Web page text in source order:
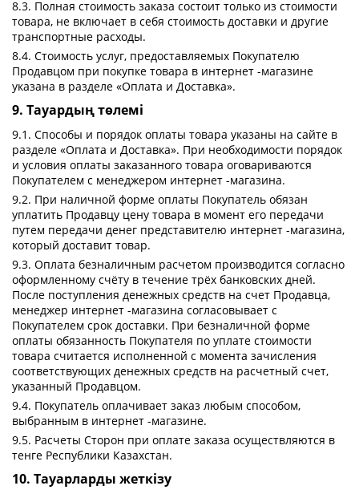
8.3. Полная стоимость заказа состоит только из стоимости
товара, не включает в себя стоимость доставки и другие
транспортные расходы.
8.4. Стоимость услуг, предоставляемых Покупателю
Продавцом при покупке товара в интернет -магазине
указана в разделе «Оплата и Доставка».
9. Тауардың төлемі
9.1. Способы и порядок оплаты товара указаны на сайте в
разделе «Оплата и Доставка». При необходимости порядок
и условия оплаты заказанного товара оговариваются
Покупателем с менеджером интернет -магазина.
9.2. При наличной форме оплаты Покупатель обязан
уплатить Продавцу цену товара в момент его передачи
путем передачи денег представителю интернет -магазина,
который доставит товар.
9.3. Оплата безналичным расчетом производится согласно
оформленному счёту в течение трёх банковских дней.
После поступления денежных средств на счет Продавца,
менеджер интернет -магазина согласовывает с
Покупателем срок доставки. При безналичной форме
оплаты обязанность Покупателя по уплате стоимости
товара считается исполненной с момента зачисления
соответствующих денежных средств на расчетный счет,
указанный Продавцом.
9.4. Покупатель оплачивает заказ любым способом,
выбранным в интернет -магазине.
9.5. Расчеты Сторон при оплате заказа осуществляются в
тенге Республики Казахстан.
10. Тауарларды жеткізу